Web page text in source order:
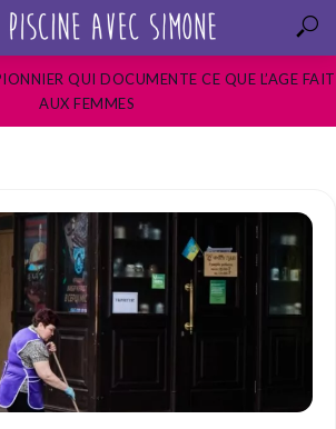
QUI DOCUMENTE CE QUE L’AGE FAIT
AUX FEMMES